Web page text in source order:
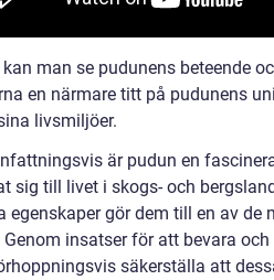
man se pudunens beteende
en närmare titt på pudunens
livsmiljöer.
är pudun en
sig till livet i skogs- och
egenskaper gör dem till en av de
Genom insatser för att bevara
säkerställa att